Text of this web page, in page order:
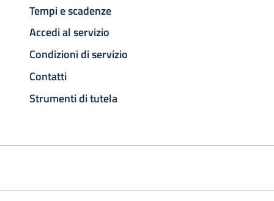
Tempi e scadenze
Accedi al servizio
Condizioni di servizio
Contatti
Strumenti di tutela